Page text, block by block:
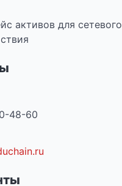
активов для сетевого
48-60